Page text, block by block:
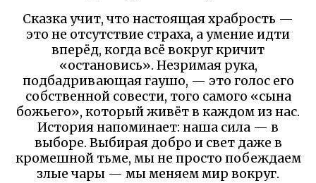
Сказка учит, что настоящая храбрость —
это не отсутствие страха, а умение идти
вперёд, когда всё вокруг кричит
«остановись». Незримая рука,
подбадривающая гаушо, — это голос его
собственной совести, того самого «сына
божьего», который живёт в каждом из нас.
История напоминает: наша сила — в
выборе. Выбирая добро и свет даже в
кромешной тьме, мы не просто побеждаем
злые чары — мы меняем мир вокруг.